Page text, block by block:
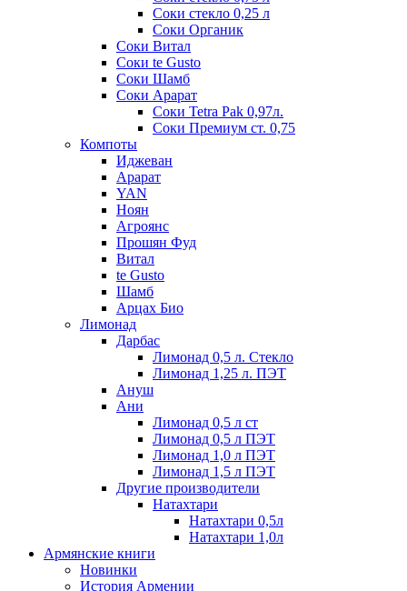
Соки стекло 0,25 л
Соки Органик
Соки Витал
Соки te Gusto
Соки Шамб
Соки Арарат
Соки Tetra Pak 0,97л.
Соки Премиум ст. 0,75
Компоты
Иджеван
Арарат
YAN
Ноян
Агроянс
Прошян Фуд
Витал
te Gusto
Шамб
Арцах Био
Лимонад
Дарбас
Лимонад 0,5 л. Стекло
Лимонад 1,25 л. ПЭТ
Ануш
Ани
Лимонад 0,5 л ст
Лимонад 0,5 л ПЭТ
Лимонад 1,0 л ПЭТ
Лимонад 1,5 л ПЭТ
Другие производители
Натахтари
Натахтари 0,5л
Натахтари 1,0л
Армянские книги
Новинки
История Армении